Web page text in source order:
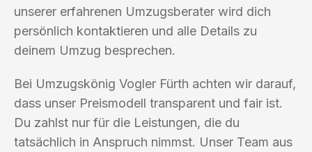
unserer erfahrenen Umzugsberater wird dich
persönlich kontaktieren und alle Details zu
deinem Umzug besprechen.
Bei Umzugskönig Vogler Fürth achten wir darauf,
dass unser Preismodell transparent und fair ist.
Du zahlst nur für die Leistungen, die du
tatsächlich in Anspruch nimmst. Unser Team aus